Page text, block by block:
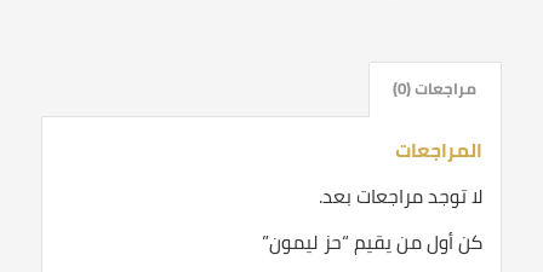
مراجعات (0)
المراجعات
لا توجد مراجعات بعد.
كن أول من يقيم “حز ليمون”